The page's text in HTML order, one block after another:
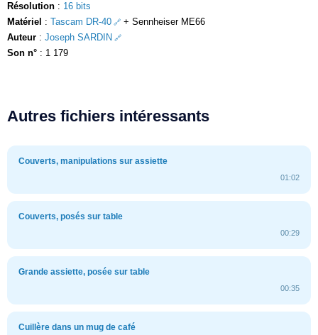
Résolution : 16 bits
Matériel : Tascam DR-40
+ Sennheiser ME66
Auteur : Joseph SARDIN
Son n° : 1 179
Autres fichiers intéressants
Couverts, manipulations sur assiette
01:02
Couverts, posés sur table
00:29
Grande assiette, posée sur table
00:35
Cuillère dans un mug de café